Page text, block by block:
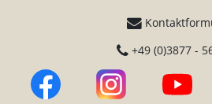
+49 (0)3877 -